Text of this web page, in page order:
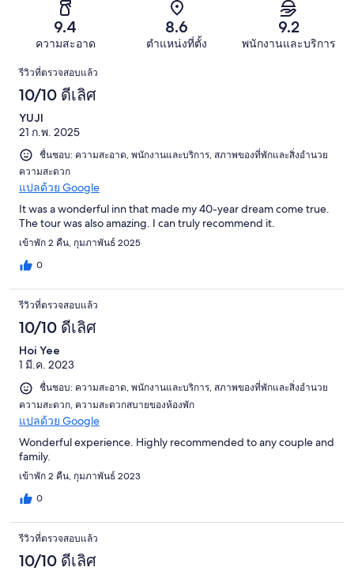
รีวิว
จาก
146
รีวิว
9.4
ความสะอาด
8.6
ตำแหน่งที่ตั้ง
9.2
พนักงานและบริการ
รีวิว
รีวิวที่ตรวจสอบแล้ว
10/10 ดีเลิศ
YUJI
21 ก.พ. 2025
ชื่นชอบ: ความสะอาด, พนักงานและบริการ, สภาพของที่พักและสิ่งอำนวย
ความสะดวก
แปลด้วย Google
It was a wonderful inn that made my 40-year dream come true.
The tour was also amazing. I can truly recommend it.
เข้าพัก 2 คืน, กุมภาพันธ์ 2025
0
รีวิวที่ตรวจสอบแล้ว
10/10 ดีเลิศ
Hoi Yee
1 มี.ค. 2023
ชื่นชอบ: ความสะอาด, พนักงานและบริการ, สภาพของที่พักและสิ่งอำนวย
ความสะดวก, ความสะดวกสบายของห้องพัก
แปลด้วย Google
Wonderful experience. Highly recommended to any couple and
family.
เข้าพัก 2 คืน, กุมภาพันธ์ 2023
0
รีวิวที่ตรวจสอบแล้ว
10/10 ดีเลิศ